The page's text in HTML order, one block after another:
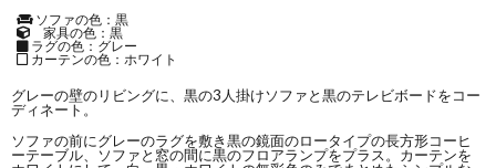
ソファの色：黒
家具の色：黒
ラグの色：グレー
カーテンの色：ホワイト
グレーの壁のリビングに、黒の3人掛けソファと黒のテレビボードをコー
ディネート。
ソファの前にグレーのラグを敷き黒の鏡面のロータイプの長方形コーヒ
ーテーブル、ソファと窓の間に黒のフロアランプをプラス。カーテンを